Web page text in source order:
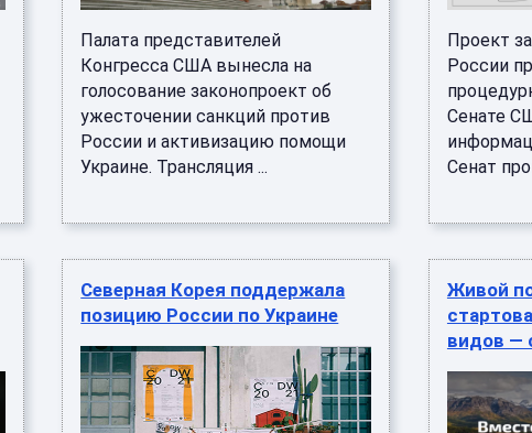
Палата представителей
Конгресса США вынесла на
голосование законопроект об
ужесточении санкций против
России и активизацию помощи
Украине. Трансляция ...
Проект
России
Сенате
Сенат
Северная Корея поддержала
позицию России по Украине
Живой
видов —